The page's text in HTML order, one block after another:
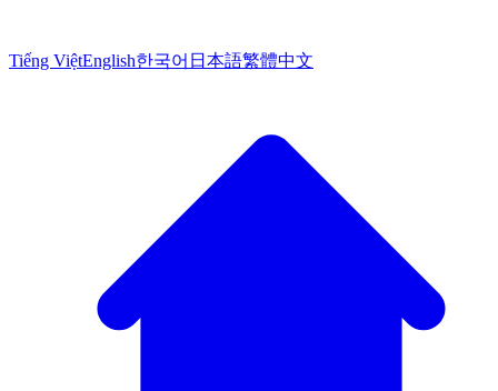
Tiếng ViệtEnglish한국어 日本語繁體中文